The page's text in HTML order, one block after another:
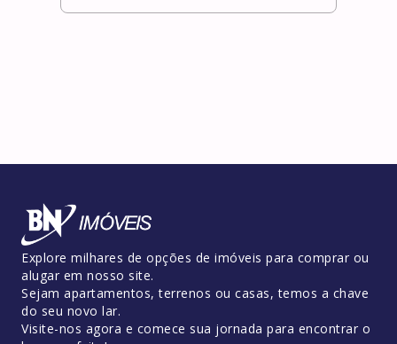
Explore milhares de opções de imóveis para comprar ou
alugar em nosso site.
Sejam apartamentos, terrenos ou casas, temos a chave
do seu novo lar.
Visite-nos agora e comece sua jornada para encontrar o